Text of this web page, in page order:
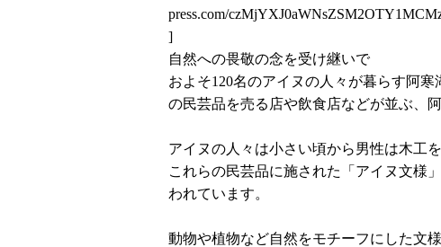
press.com/
]
自然への畏敬の念を受け継いで
およそ120名のアイヌの人々が暮らす阿
の民芸品を売る店や飲食店などが並ぶ、
アイヌの人々は小さい頃から男性は木工
これらの民芸品に施された「アイヌ文様
われています。
動物や植物など自然をモチーフにした文